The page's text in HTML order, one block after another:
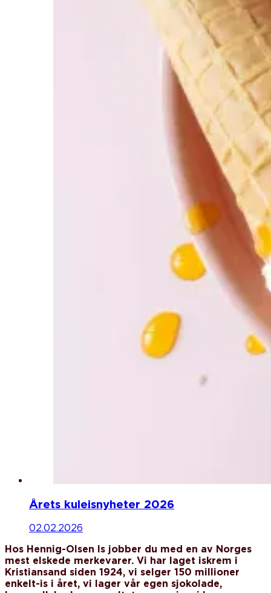
Årets kuleisnyheter 2026
02.02.2026
Hos Hennig-Olsen Is jobber du med en av Norges
mest elskede merkevarer. Vi har laget iskrem i
Kristiansand siden 1924, vi selger 150 millioner
enkelt-is i året, vi lager vår egen sjokolade,